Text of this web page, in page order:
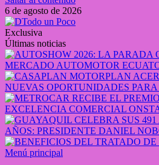
6 de agosto de 2026
Exclusiva
Últimas noticias
MERCADO AUTOMOTOR
NUEVAS OPORTUNIDADES
EXCELENCIA COMERCIAL
AÑOS: PRESIDENTE DANIEL
Menú principal